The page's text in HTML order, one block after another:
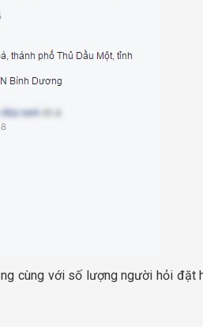
cùng với số lượng người hỏi đặt